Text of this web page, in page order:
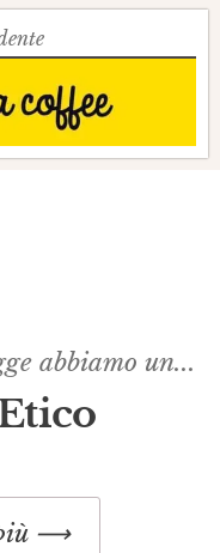
abbiamo un...
più ⟶